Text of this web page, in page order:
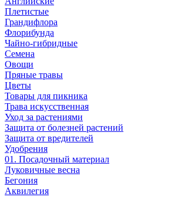
Плетистые
Грандифлора
Флорибунда
Чайно-гибридные
Семена
Овощи
Пряные травы
Цветы
Товары для пикника
Трава искусственная
Уход за растениями
Защита от болезней растений
Защита от вредителей
Удобрения
01. Посадочный материал
Луковичные весна
Бегония
Аквилегия